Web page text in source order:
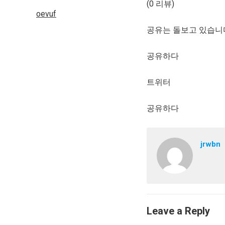
(0 리뷰)
공유는 돌보고 있습
공유하다
트위터
공유하다
jrwbn
Leave a Reply
oevuf